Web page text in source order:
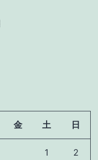
金 土 日
1 2